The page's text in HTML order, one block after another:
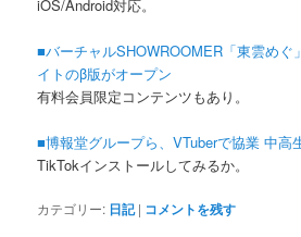
iOS/Android対応。
■バーチャルSHOWROOMER「東雲めぐ
イトのβ版がオープン
有料会員限定コンテンツもあり。
■博報堂グループら、VTuberで協業 中高
TikTokインストールしてみるか。
カテゴリー: 日記 | コメントを残す